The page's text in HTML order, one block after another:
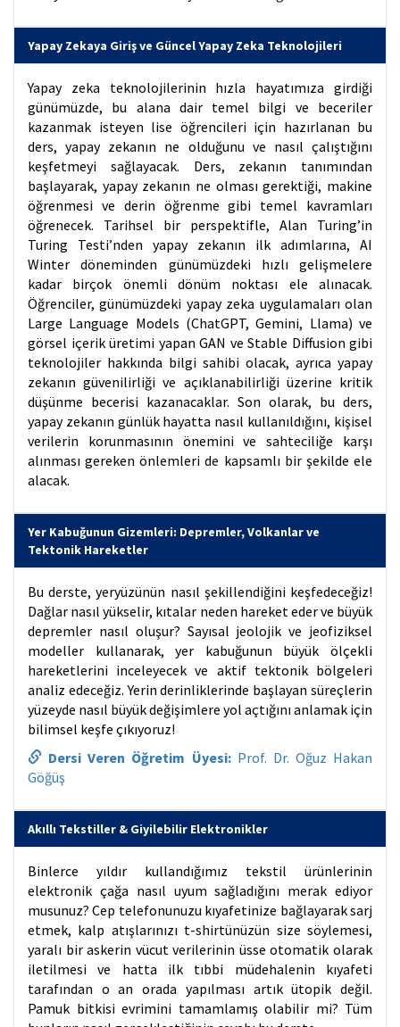
Yapay Zekaya Giriş ve Güncel Yapay Zeka Teknolojileri
Yapay zeka teknolojilerinin hızla hayatımıza girdiği
günümüzde, bu alana dair temel bilgi ve beceriler
kazanmak isteyen lise öğrencileri için hazırlanan bu
ders, yapay zekanın ne olduğunu ve nasıl çalıştığını
keşfetmeyi sağlayacak. Ders, zekanın tanımından
başlayarak, yapay zekanın ne olması gerektiği, makine
öğrenmesi ve derin öğrenme gibi temel kavramları
öğrenecek. Tarihsel bir perspektifle, Alan Turing’in
Turing Testi’nden yapay zekanın ilk adımlarına, AI
Winter döneminden günümüzdeki hızlı gelişmelere
kadar birçok önemli dönüm noktası ele alınacak.
Öğrenciler, günümüzdeki yapay zeka uygulamaları olan
Large Language Models (ChatGPT, Gemini, Llama) ve
görsel içerik üretimi yapan GAN ve Stable Diffusion gibi
teknolojiler hakkında bilgi sahibi olacak, ayrıca yapay
zekanın güvenilirliği ve açıklanabilirliği üzerine kritik
düşünme becerisi kazanacaklar. Son olarak, bu ders,
yapay zekanın günlük hayatta nasıl kullanıldığını, kişisel
verilerin korunmasının önemini ve sahteciliğe karşı
alınması gereken önlemleri de kapsamlı bir şekilde ele
alacak.
Yer Kabuğunun Gizemleri: Depremler, Volkanlar ve
Tektonik Hareketler
Bu derste, yeryüzünün nasıl şekillendiğini keşfedeceğiz!
Dağlar nasıl yükselir, kıtalar neden hareket eder ve büyük
depremler nasıl oluşur? Sayısal jeolojik ve jeofiziksel
modeller kullanarak, yer kabuğunun büyük ölçekli
hareketlerini inceleyecek ve aktif tektonik bölgeleri
analiz edeceğiz. Yerin derinliklerinde başlayan süreçlerin
yüzeyde nasıl büyük değişimlere yol açtığını anlamak için
bilimsel keşfe çıkıyoruz!
Dersi Veren Öğretim Üyesi:Prof. Dr. Oğuz Hakan
Göğüş
Akıllı Tekstiller & Giyilebilir Elektronikler
Binlerce yıldır kullandığımız tekstil ürünlerinin
elektronik çağa nasıl uyum sağladığını merak ediyor
musunuz? Cep telefonunuzu kıyafetinize bağlayarak sarj
etmek, kalp atışlarınızı t-shirtünüzün size söylemesi,
yaralı bir askerin vücut verilerinin üsse otomatik olarak
iletilmesi ve hatta ilk tıbbi müdehalenin kıyafeti
tarafından o an orada yapılması artık ütopik değil.
Pamuk bitkisi evrimini tamamlamış olabilir mi? Tüm